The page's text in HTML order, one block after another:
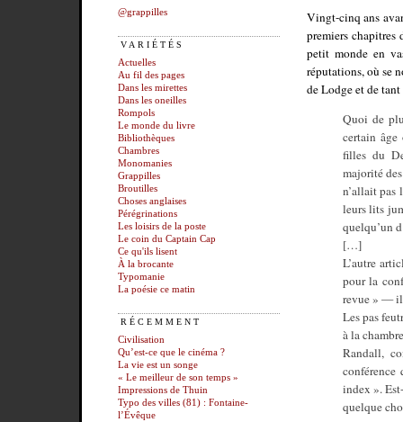
@grappilles
VARIÉTÉS
Actuelles
Au fil des pages
Dans les mirettes
Dans les oneilles
Rompols
Le monde du livre
Bibliothèques
Chambres
Monomanies
Grappilles
Broutilles
Choses anglaises
Pérégrinations
Les loisirs de la poste
Le coin du Captain Cap
Ce qu'ils lisent
À la brocante
Typomanie
La poésie ce matin
RÉCEMMENT
Civilisation
Qu’est-ce que le cinéma ?
La vie est un songe
« Le meilleur de son temps »
Impressions de Thuin
Typo des villes (81) : Fontaine-
l’Évêque
Vingt-cinq ans
premiers chapitres
petit monde en
réputations, où se
de Lodge et de tant
Quoi de
certain âge
filles du
majorité
n’allait pas
leurs lits
quelqu’un
[…]
L’autre
pour la
revue » — il
Les pas
à la
Randall,
conférence
index ».
quelque